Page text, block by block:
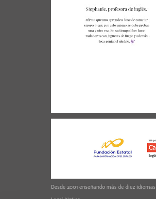
Desde 2001 enseñando más de diez idiomas